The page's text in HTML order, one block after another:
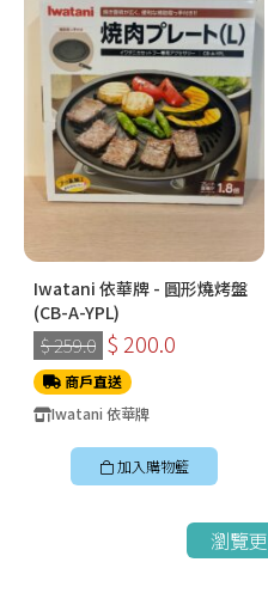
Iwatani 依華牌 - 圓形燒烤盤
(CB-A-YPL)
$ 259.0 $ 200.0
商戶直送
Iwatani 依華牌
加入購物籃
瀏覽